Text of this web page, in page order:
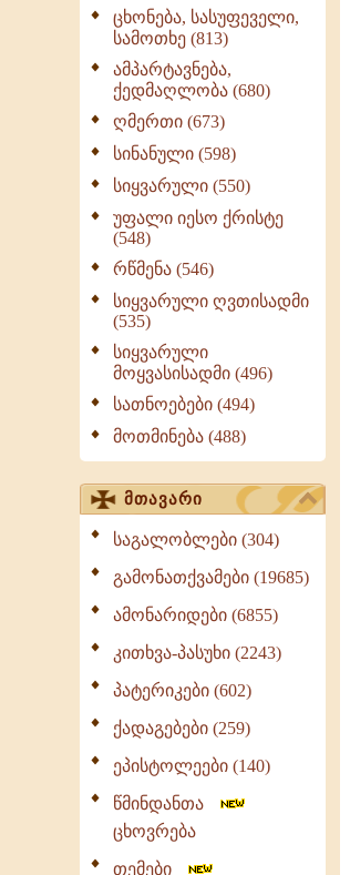
ცხონება, სასუფეველი,
სამოთხე (813)
ამპარტავნება,
ქედმაღლობა (680)
ღმერთი (673)
სინანული (598)
სიყვარული (550)
უფალი იესო ქრისტე
(548)
რწმენა (546)
სიყვარული ღვთისადმი
(535)
სიყვარული
მოყვასისადმი (496)
სათნოებები (494)
მოთმინება (488)
მთავარი
საგალობლები (304)
გამონათქვამები (19685)
ამონარიდები (6855)
კითხვა-პასუხი (2243)
პატერიკები (602)
ქადაგებები (259)
ეპისტოლეები (140)
წმინდანთა
ცხოვრება
თემები